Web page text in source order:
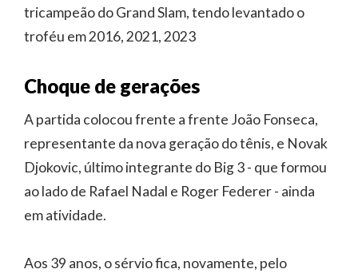
tricampeão do Grand Slam, tendo levantado o
troféu em 2016, 2021, 2023
Choque de gerações
A partida colocou frente a frente João Fonseca,
representante da nova geração do tênis, e Novak
Djokovic, último integrante do Big 3 - que formou
ao lado de Rafael Nadal e Roger Federer - ainda
em atividade.
Aos 39 anos, o sérvio fica, novamente, pelo